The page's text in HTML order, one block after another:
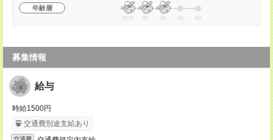
年齢層
20代 30 40 50 60
募集情報
給与
時給1500円
交通費別途支給あり